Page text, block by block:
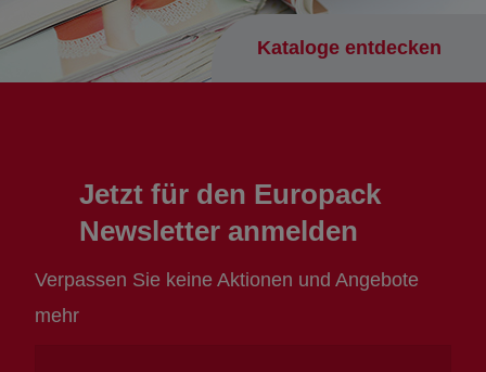
Kataloge entdecken
Jetzt für den Europack
Newsletter anmelden
Verpassen Sie keine Aktionen und Angebote
mehr